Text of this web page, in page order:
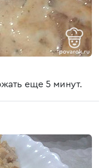
еще 5 минут.